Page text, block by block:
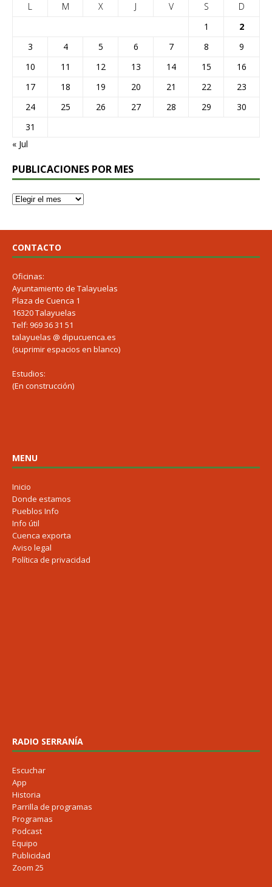
L
M X J V S
D
1
2
3
4 5 6 7 8
9
10
11 12 13 14 15
16
17
18 19 20 21 22
23
24
25 26 27 28 29
30
31
« Jul
PUBLICACIONES POR MES
CONTACTO
Oficinas:
Ayuntamiento de Talayuelas
Plaza de Cuenca 1
16320 Talayuelas
Telf: 969 36 31 51
talayuelas @ dipucuenca.es
(suprimir espacios en blanco)
Estudios:
(En construcción)
MENU
Inicio
Donde estamos
Pueblos Info
Info útil
Cuenca exporta
Aviso legal
Política de privacidad
RADIO SERRANÍA
Escuchar
App
Historia
Parrilla de programas
Programas
Podcast
Equipo
Publicidad
Zoom 25